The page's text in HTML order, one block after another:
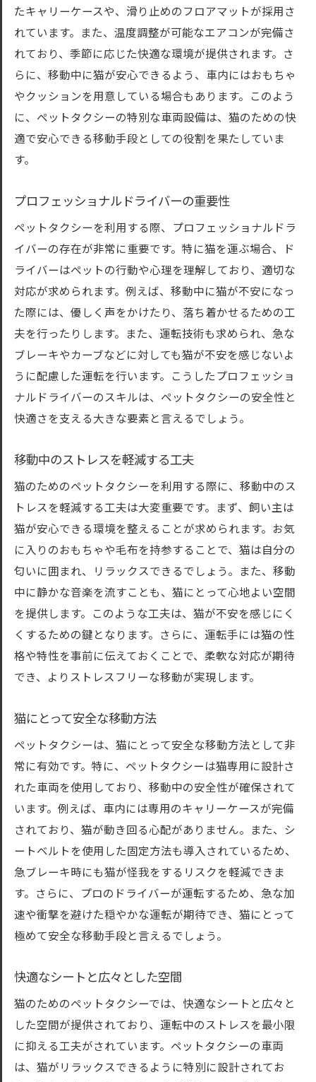
初めてのペットタクシー利用時に知っておきた
いこと
初めての利用での基本的な手順
猫がリラックスできる準備方法
初回利用者の体験談
猫が安心して移動できるペットタクシーの特徴
快適なキャリーケースの提供
猫専用の安全ベルトとシート
移動中の温度管理と空調設備
ドライバーのペットケアスキル
ペットタクシーが猫の移動ストレスを軽減する
方法
猫の鳴き声対策
移動中のリラックス方法
適切な移動時間の調整
ドライバーの対応と猫の反応
飼い主ができるサポート
猫の健康と安全を守るペットタクシーのメリッ
動物病院への安心な送迎
猫の健康チェックとケア
健康に配慮した移動環境
飼い主の安心感の向上
ペットタクシーで猫との旅行がもっと楽しくな
る理由
旅行先への快適な移動
猫と一緒に楽しむ観光スポット
旅行中のペットケアサービス
長距離移動のストレス軽減
猫が楽しめる移動方法
ペットタクシーを使った旅行プラン
めポイント
予約時に注意すべきポイント
猫の健康状態の確認
利用前の準備とチェックリスト
たキャリーケースや、滑り止めのフロアマットが採用さ
れています。また、温度調整が可能なエアコンが完備さ
れており、季節に応じた快適な環境が提供されます。さ
らに、移動中に猫が安心できるよう、車内にはおもちゃ
やクッションを用意している場合もあります。このよう
に、ペットタクシーの特別な車両設備は、猫のための快
適で安心できる移動手段としての役割を果たしていま
す。
プロフェッショナルドライバーの重要性
ペットタクシーを利用する際、プロフェッショナルドラ
イバーの存在が非常に重要です。特に猫を運ぶ場合、ド
ライバーはペットの行動や心理を理解しており、適切な
対応が求められます。例えば、移動中に猫が不安になっ
た際には、優しく声をかけたり、落ち着かせるための工
夫を行ったりします。また、運転技術も求められ、急な
ブレーキやカーブなどに対しても猫が不安を感じないよ
うに配慮した運転を行います。こうしたプロフェッショ
ナルドライバーのスキルは、ペットタクシーの安全性と
快適さを支える大きな要素と言えるでしょう。
移動中のストレスを軽減する工夫
猫のためのペットタクシーを利用する際に、移動中のス
トレスを軽減する工夫は大変重要です。まず、飼い主は
猫が安心できる環境を整えることが求められます。お気
に入りのおもちゃや毛布を持参することで、猫は自分の
匂いに囲まれ、リラックスできるでしょう。また、移動
中に静かな音楽を流すことも、猫にとって心地よい空間
を提供します。このような工夫は、猫が不安を感じにく
くするための鍵となります。さらに、運転手には猫の性
格や特性を事前に伝えておくことで、柔軟な対応が期待
でき、よりストレスフリーな移動が実現します。
猫にとって安全な移動方法
ペットタクシーは、猫にとって安全な移動方法として非
常に有効です。特に、ペットタクシーは猫専用に設計さ
れた車両を使用しており、移動中の安全性が確保されて
います。例えば、車内には専用のキャリーケースが完備
されており、猫が動き回る心配がありません。また、シ
ートベルトを使用した固定方法も導入されているため、
急ブレーキ時にも猫が怪我をするリスクを軽減できま
す。さらに、プロのドライバーが運転するため、急な加
速や衝撃を避けた穏やかな運転が期待でき、猫にとって
極めて安全な移動手段と言えるでしょう。
快適なシートと広々とした空間
猫のためのペットタクシーでは、快適なシートと広々と
した空間が提供されており、運転中のストレスを最小限
に抑える工夫がされています。ペットタクシーの車両
は、猫がリラックスできるように特別に設計されてお